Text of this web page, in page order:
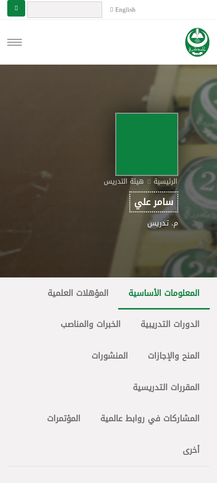
English
الرئيسية هيئة التدريس
سامر علي
م. تدريس
المعلومات الأساسية المؤهلات العلمية
الدورات التدريبية الخبرات والمناصب
المنح والإجازات المنشورات
المقررات التدريسية
المشاركات في روابط عالمية المؤتمرات
أخرى